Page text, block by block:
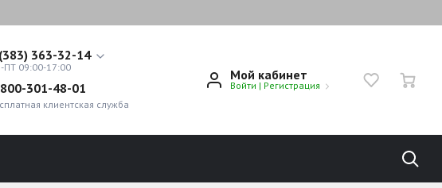
363-32-14
ПТ 09:00-17:00
301-48-01
клиентская служба
Мой кабинет
Войти | Регистрация